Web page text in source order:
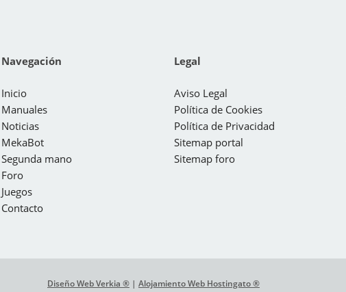
Navegación
Inicio
Manuales
Noticias
MekaBot
Segunda mano
Foro
Juegos
Contacto
Legal
Aviso Legal
Política de Cookies
Política de Privacidad
Sitemap portal
Sitemap foro
Diseño Web Verkia ® | Alojamiento Web Hostingato ®